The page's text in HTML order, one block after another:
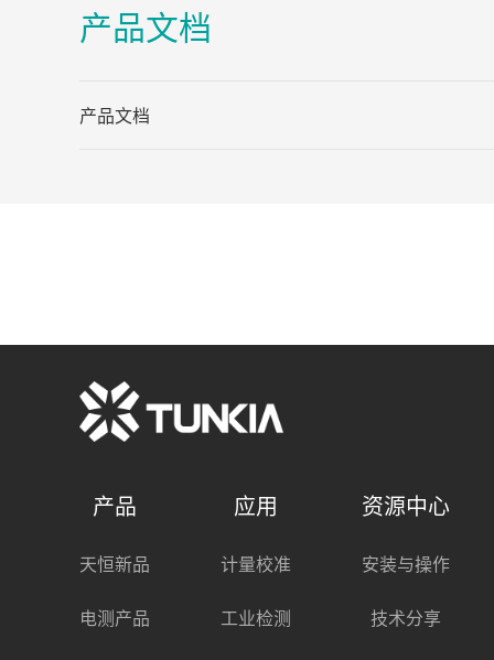
产品文档
产品文档
产品
天恒新品
电测产品
应用
计量校准
工业检测
资源中心
安装与操作
技术分享